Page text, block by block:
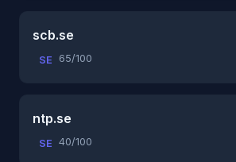
scb.se
SE 65/100
ntp.se
SE 40/100